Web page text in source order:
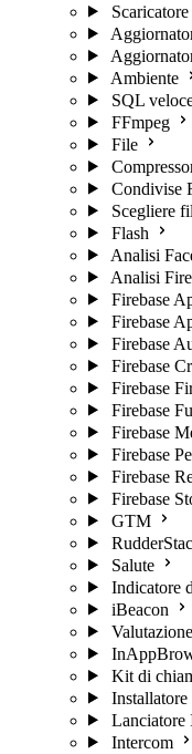
Scaricatore
Ambiente
SQL
FFmpeg
File
Condivise
Scegliere
Flash
Analisi
Analisi
Firebase
Firebase
Firebase
Firebase
Firebase
Firebase
Firebase
Firebase
Firebase
Firebase
GTM
Salute
Indicatore
iBeacon
Kit di
Lanciatore
Intercom